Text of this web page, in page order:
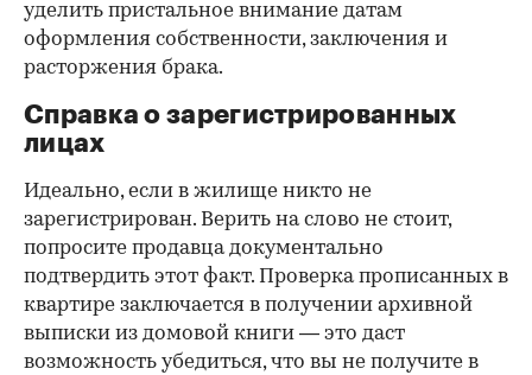
уделить пристальное внимание датам
оформления собственности, заключения и
расторжения брака.
Справка о зарегистрированных
лицах
Идеально, если в жилище никто не
зарегистрирован. Верить на слово не стоит,
попросите продавца документально
подтвердить этот факт. Проверка прописанных в
квартире заключается в получении архивной
выписки из домовой книги — это даст
возможность убедиться, что вы не получите в